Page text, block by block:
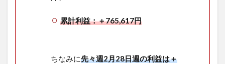
累計利益：＋765,617円
ちなみに先々週2月28日週の利益は＋